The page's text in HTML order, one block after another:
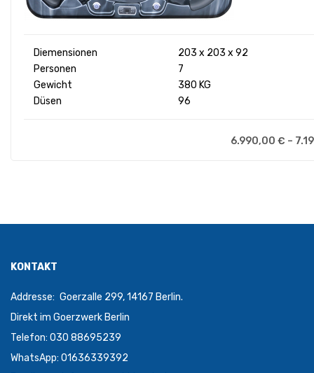
Diemensionen
203 x 203 x 92
Personen
7
Gewicht
380 KG
Düsen
96
6.990,00 € –
KONTAKT
Addresse: Goerzalle 299, 14167 Berlin.
Direkt im Goerzwerk Berlin
Telefon: 030 88695239
WhatsApp: 01636339392